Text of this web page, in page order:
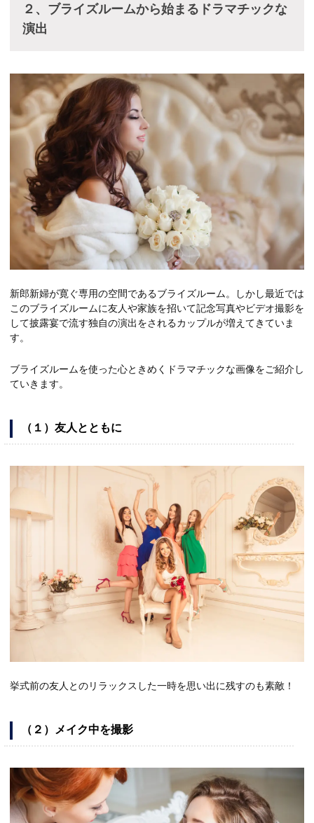
２、ブライズルームから始まるドラマチックな
演出
新郎新婦が寛ぐ専用の空間であるブライズルーム。しかし最近では
このブライズルームに友人や家族を招いて記念写真やビデオ撮影を
して披露宴で流す独自の演出をされるカップルが増えてきていま
す。
ブライズルームを使った心ときめくドラマチックな画像をご紹介し
ていきます。
（１）友人とともに
挙式前の友人とのリラックスした一時を思い出に残すのも素敵！
（２）メイク中を撮影